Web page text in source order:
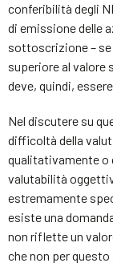
conferibilità degli
di emissione delle
sottoscrizione –
superiore al valore
deve, quindi,
Nel discutere su
difficoltà della
qualitativamente o
valutabilità
estremamente
esiste una
non riflette un
che non per